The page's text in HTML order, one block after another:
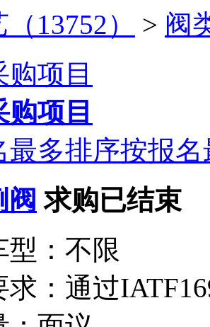
13752）
> 阀
项目
项目
最多排序按报
求购已结束
： 不限
： 通过